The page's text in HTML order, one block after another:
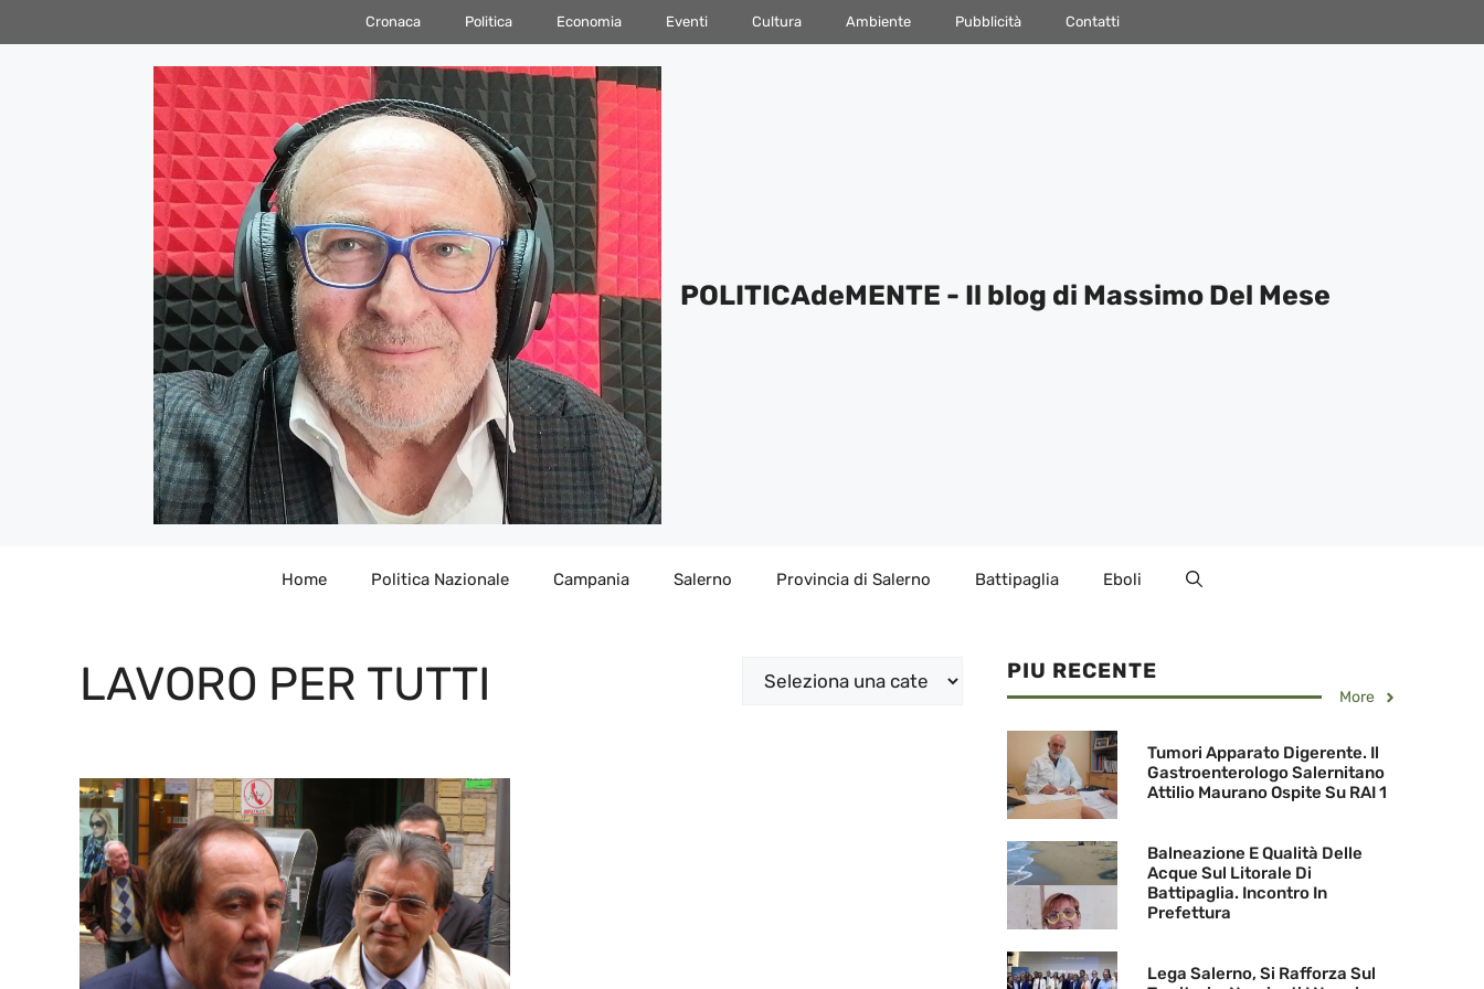
al
Cronaca Politica Economia Eventi Cultura Ambiente Pubblicità Contatti
POLITICAdeMENTE - Il blog di Massimo Del Mese
Home Politica Nazionale Campania Salerno Provincia di Salerno Battipaglia Eboli
LAVORO PER TUTTI Categorie PIU RECENTE
More
Tumori Apparato Digerente. Il
Gastroenterologo Salernitano
Attilio Maurano Ospite Su RAI 1
Balneazione E Qualità Delle
Acque Sul Litorale Di
Battipaglia. Incontro In
Prefettura
Lega Salerno, Si Rafforza Sul